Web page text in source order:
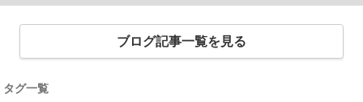
ブログ記事一覧を見る
タグ一覧